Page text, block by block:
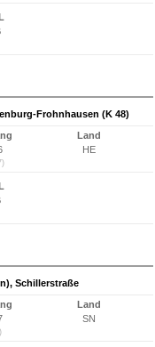
Frohnhausen (K 48)
Land
HE
Schillerstraße
Land
SN